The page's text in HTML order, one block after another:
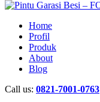
Home
Profil
Produk
About
Blog
Call us: 0821-7001-0763